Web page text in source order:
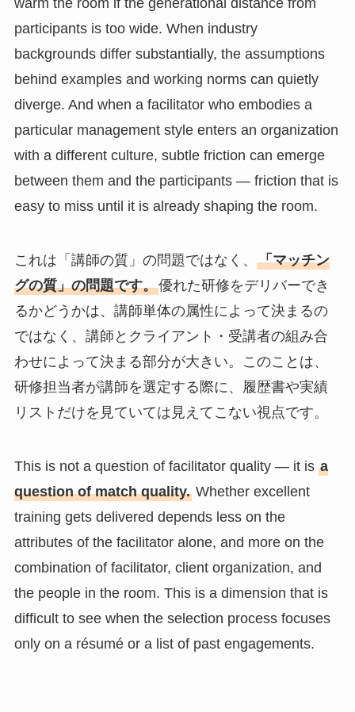
warm the room if the generational distance from
participants is too wide. When industry
backgrounds differ substantially, the assumptions
behind examples and working norms can quietly
diverge. And when a facilitator who embodies a
particular management style enters an organization
with a different culture, subtle friction can emerge
between them and the participants — friction that is
easy to miss until it is already shaping the room.
これは「講師の質」の問題ではなく、 「マッチン
グの質」の問題です。優れた研修をデリバーでき
るかどうかは、講師単体の属性によって決まるの
ではなく、講師とクライアント・受講者の組み合
わせによって決まる部分が大きい。このことは、
研修担当者が講師を選定する際に、履歴書や実績
リストだけを見ていては見えてこない視点です。
This is not a question of facilitator quality — it is a
question of match quality.Whether excellent
training gets delivered depends less on the
attributes of the facilitator alone, and more on the
combination of facilitator, client organization, and
the people in the room. This is a dimension that is
difficult to see when the selection process focuses
only on a résumé or a list of past engagements.